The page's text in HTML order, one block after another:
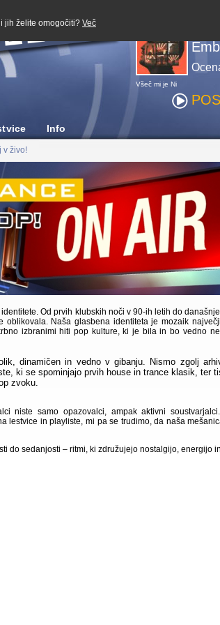
jih želite omogočiti? Več
Všeč mi je Ni
v živo!
Info
Od prvih klubskih noči v 90-ih letih do
oblikovala. Naša glasbena identiteta je mozaik
izbranimi hiti pop kulture, ki je bila in bo vedno
dinamičen in vedno v gibanju. Nismo zgolj
ki se spominjajo prvih house in trance klasik, ter
zvoku.
niste samo opazovalci, ampak aktivni
lestvice in playliste, mi pa se trudimo, da naša
do sedanjosti – ritmi, ki združujejo nostalgijo, energijo